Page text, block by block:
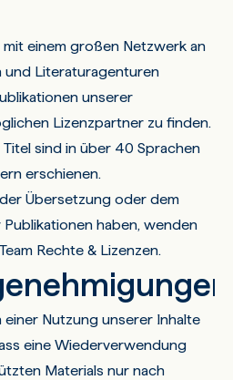
einem großen Netzwerk an
und Literaturagenturen
unserer
Lizenzpartner zu finden.
sind in über 40 Sprachen
erschienen.
Übersetzung oder dem
haben, wenden
Team Rechte & Lizenzen.
einer Nutzung unserer Inhalte
eine Wiederverwendung
Materials nur nach